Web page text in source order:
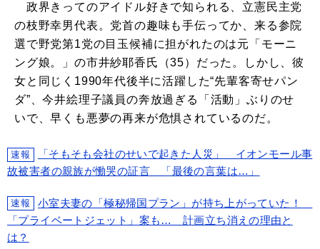
政界きってのアイドル好きで知られる、立憲民主党
の枝野幸男代表。党首の趣味も手伝ってか、来る参院
選で野党第1党の目玉候補に担がれたのは元「モーニ
ング娘。」の市井紗耶香氏（35）だった。しかし、彼
女と同じく1990年代後半に活躍した“先輩客寄せパン
ダ”、今井絵理子議員の奔放過ぎる「活動」ぶりのせ
いで、早くも悪夢の再来が危惧されているのだ。
速報
「そもそも会社のせいで起きた人災」 イオンモール事
故被害者の親族が慟哭の証言 「最後の言葉は…」
速報
小室夫妻の「極秘帰国プラン」が持ち上がっていた！
「プライベートジェット」案も… 計画立ち消えの理由と
は？